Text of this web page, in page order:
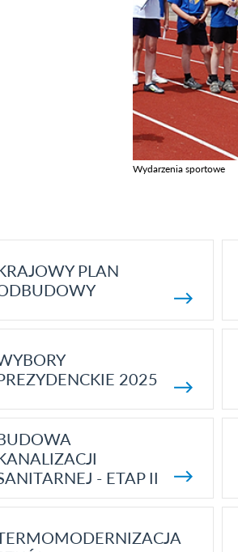
Wydarzenia sportowe
PLAN
2025
- ETAP II